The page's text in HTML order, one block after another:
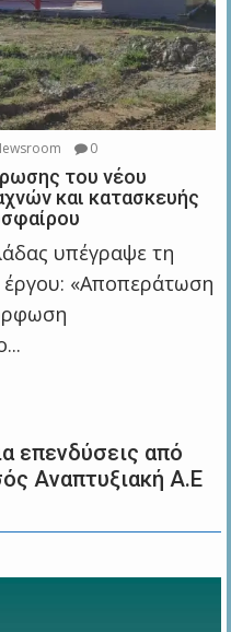
0
του νέου
και κατασκευής
υπέγραψε τη
«Αποπεράτωση
επενδύσεις από
Αναπτυξιακή Α.Ε